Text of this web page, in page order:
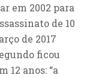
em 2002 para
de 10
de 2017
ficou
12 anos: “a